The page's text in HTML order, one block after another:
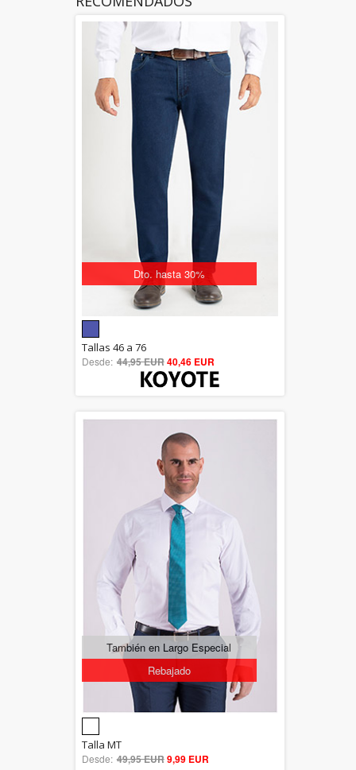
Dto. hasta 30%
out of 5
Tallas 46 a 76
Desde: 44,95 EUR40,46 EUR
Rebajado
También en Largo Especial
out of 5
Talla MT
Desde: 49,95 EUR9,99 EUR